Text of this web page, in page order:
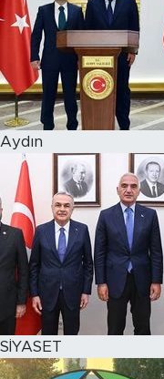
Aydın
SİYASET